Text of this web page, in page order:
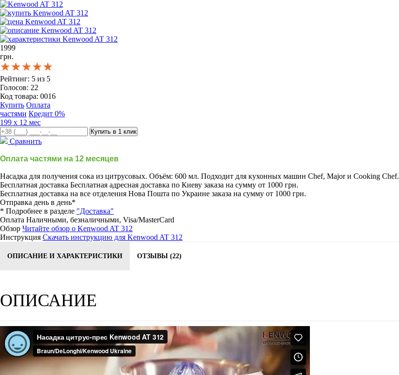
1999
грн.
★★★★★
★★★★★
★★★★★
Рейтинг: 5 из 5
Голосов: 22
Код товара: 0016
Купить Оплата
частями Кредит 0%
199 x 12 мес
Сравнить
Оплата частями на 12 месяцев
Насадка для получения сока из цитрусовых. Объём: 600 мл. Подходит для кухонных машин Chef, Major и Cooking Chef.
Бесплатная доставка Бесплатная адресная доставка по Киеву заказа на сумму от 1000 грн.
Бесплатная доставка на все отделения Нова Пошта по Украине заказа на сумму от 1000 грн.
Отправка день в день*
* Подробнее в разделе "Доставка"
Оплата Наличными, безналичными, Visa/MasterCard
Обзор Читайте обзор о Kenwood AT 312
Инструкция Скачать инструкцию для Kenwood AT 312
ОПИСАНИЕ И ХАРАКТЕРИСТИКИ ОТЗЫВЫ (22)
ОПИСАНИЕ